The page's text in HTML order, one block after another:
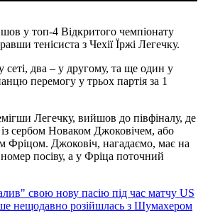
у топ-4 Відкритого чемпіонату
тенісиста з Чехії Їржі Легечку.
два – у другому, та ще один у
перемогу у трьох партія за 1
Легечку, вийшов до півфіналу, де
із сербом Новаком Джоковічем, або
Фріцом. Джоковіч, нагадаємо, має на
посіву, а у Фріца поточний
свою нову пасію під час матчу US
нещодавно розійшлась з Шумахером